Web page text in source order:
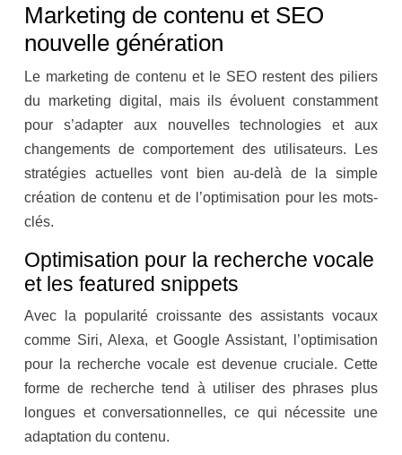
Marketing de contenu et SEO
nouvelle génération
Le marketing de contenu et le SEO restent des piliers
du marketing digital, mais ils évoluent constamment
pour s’adapter aux nouvelles technologies et aux
changements de comportement des utilisateurs. Les
stratégies actuelles vont bien au-delà de la simple
création de contenu et de l’optimisation pour les mots-
clés.
Optimisation pour la recherche vocale
et les featured snippets
Avec la popularité croissante des assistants vocaux
comme Siri, Alexa, et Google Assistant, l’optimisation
pour la recherche vocale est devenue cruciale. Cette
forme de recherche tend à utiliser des phrases plus
longues et conversationnelles, ce qui nécessite une
adaptation du contenu.